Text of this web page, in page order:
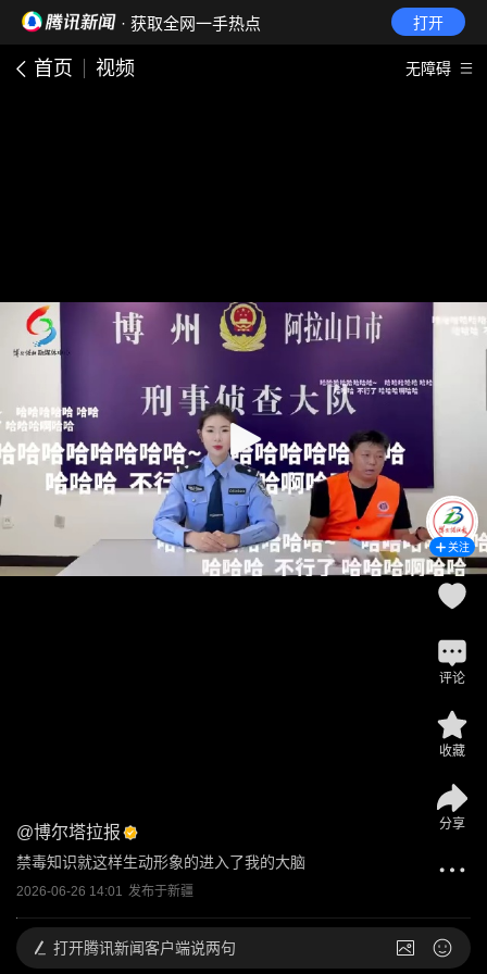
· 获取全网一手热点 打开
首页 视频 无障碍
@博尔塔拉报
禁毒知识就这样生动形象的进入了我的大脑
2026-06-26 14:01 发布于新疆
关注
评论
收藏
分享
打开腾讯新闻客户端说两句